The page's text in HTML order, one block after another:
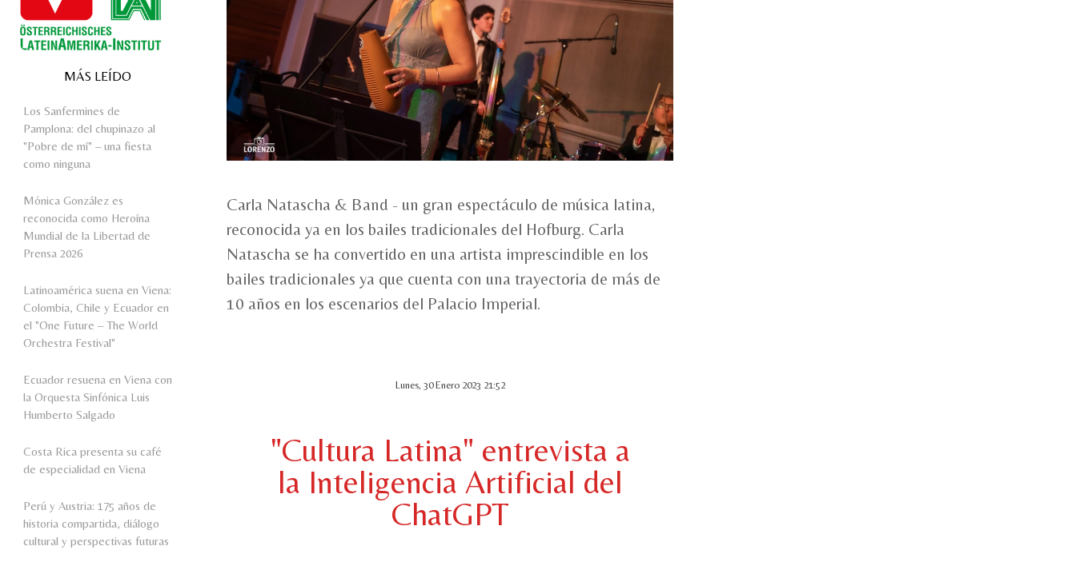
MÁS LEÍDO
Los Sanfermines de
Pamplona: del chupinazo al
"Pobre de mí" – una fiesta
como ninguna
Mónica González es
reconocida como Heroína
Mundial de la Libertad de
Prensa 2026
Latinoamérica suena en Viena:
Colombia, Chile y Ecuador en
el "One Future – The World
Orchestra Festival"
Ecuador resuena en Viena con
la Orquesta Sinfónica Luis
Humberto Salgado
Costa Rica presenta su café
de especialidad en Viena
Perú y Austria: 175 años de
historia compartida, diálogo
cultural y perspectivas futuras
Carla Natascha & Band - un gran espectáculo de música latina,
reconocida ya en los bailes tradicionales del Hofburg. Carla
Natascha se ha convertido en una artista imprescindible en los
bailes tradicionales ya que cuenta con una trayectoria de más de
10 años en los escenarios del Palacio Imperial.
Lunes, 30 Enero 2023 21:52
"Cultura Latina" entrevista a
la Inteligencia Artificial del
ChatGPT